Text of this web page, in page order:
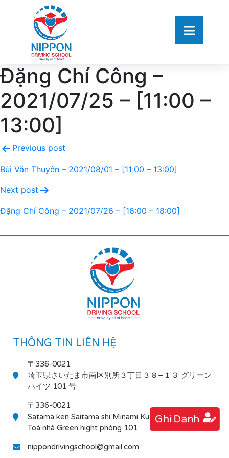
Đặng Chí Công –
2021/07/25 – [11:00 –
13:00]
Previous post
Bùi Văn Thuyên – 2021/08/01 – [11:00 – 13:00]
Next post
Đặng Chí Công – 2021/07/26 – [16:00 – 18:00]
Ghi Danh
THÔNG TIN LIÊN HỆ
〒336-0021
埼玉県さいたま市南区別所３丁目３８−１３ グリーン
ハイツ 101 号
〒336-0021
Satama ken Saitama shi Minami Ku Bessho 3-38-13
Toà nhà Green hight phòng 101
nippondrivingschool@gmail.com